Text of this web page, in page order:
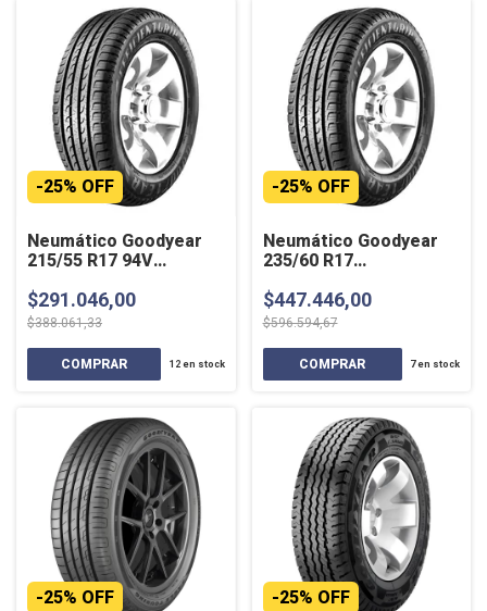
Neumático Goodyear
215/55 R17 94V
-25% OFF
$291.046,00
$388.061,33
12en stock
Neumático Goodyear
235/60 R17
102H SL
-25% OFF
$447.446,00
$596.594,67
7en stock
-25% OFF -25% OFF